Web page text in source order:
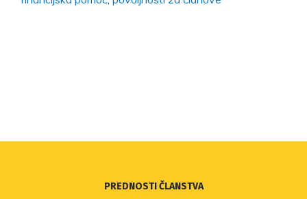
PREDNOSTI ČLANSTVA